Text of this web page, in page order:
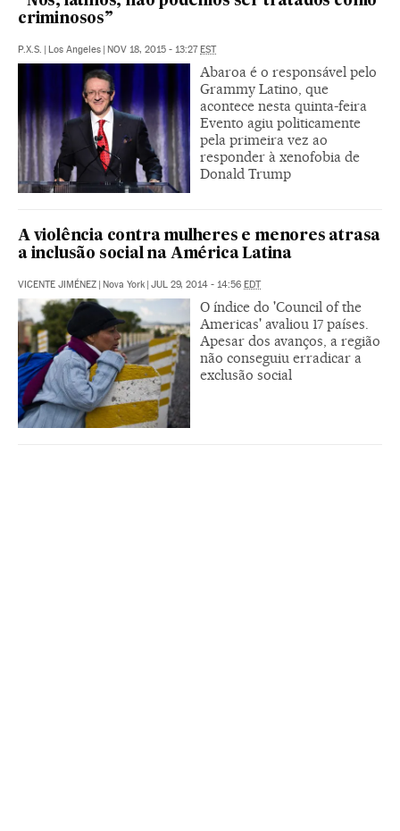
criminosos”
P.X.S. | Los Angeles | NOV 18, 2015 - 13:27EST
Abaroa é o responsável pelo
Grammy Latino, que
acontece nesta quinta-feira
Evento agiu politicamente
pela primeira vez ao
responder à xenofobia de
Donald Trump
A violência contra mulheres e menores atrasa
a inclusão social na América Latina
VICENTE JIMÉNEZ | Nova York | JUL 29, 2014 - 14:56 EDT
O índice do 'Council of the
Americas' avaliou 17 países.
Apesar dos avanços, a região
não conseguiu erradicar a
exclusão social